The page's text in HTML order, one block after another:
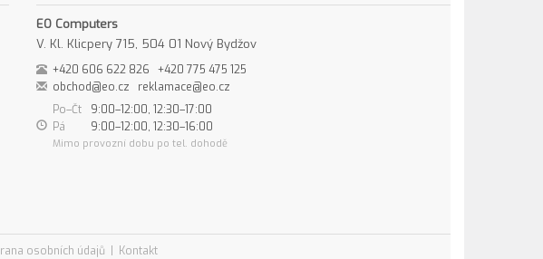
EO Computers
V. Kl. Klicpery 715, 504 01 Nový Bydžov
+420 606 622 826
+420 775 475 125
obchod@eo.cz
reklamace@eo.cz
Po–Čt
9:00–12:00, 12:30–17:00
Pá
9:00–12:00, 12:30–16:00
Mimo provozní dobu po tel. dohodě
osobních údajů Kontakt